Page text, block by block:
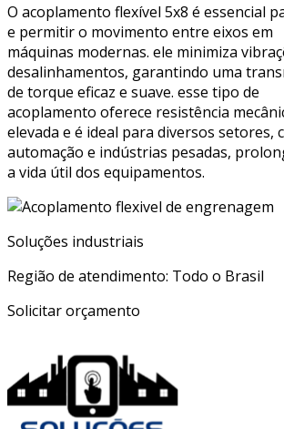
O acoplamento flexível 5x8 é essencial
e permitir o movimento entre eixos em
máquinas modernas. ele minimiza
desalinhamentos, garantindo uma
de torque eficaz e suave. esse tipo de
acoplamento oferece resistência
elevada e é ideal para diversos setores,
automação e indústrias pesadas,
a vida útil dos equipamentos.
Soluções industriais
Região de atendimento: Todo o Brasil
Solicitar orçamento